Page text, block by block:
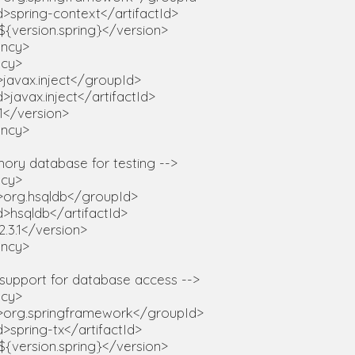
context</artifactId>
version>
groupId>
artifactId>
version>
database for testing -->
groupId>
artifactId>
version>
support for database access -->
groupId>
tx</artifactId>
version>